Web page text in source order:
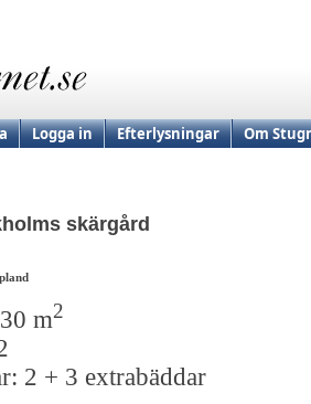
Logga in Efterlysningar Om
skärgård
m2
2 + 3 extrabäddar